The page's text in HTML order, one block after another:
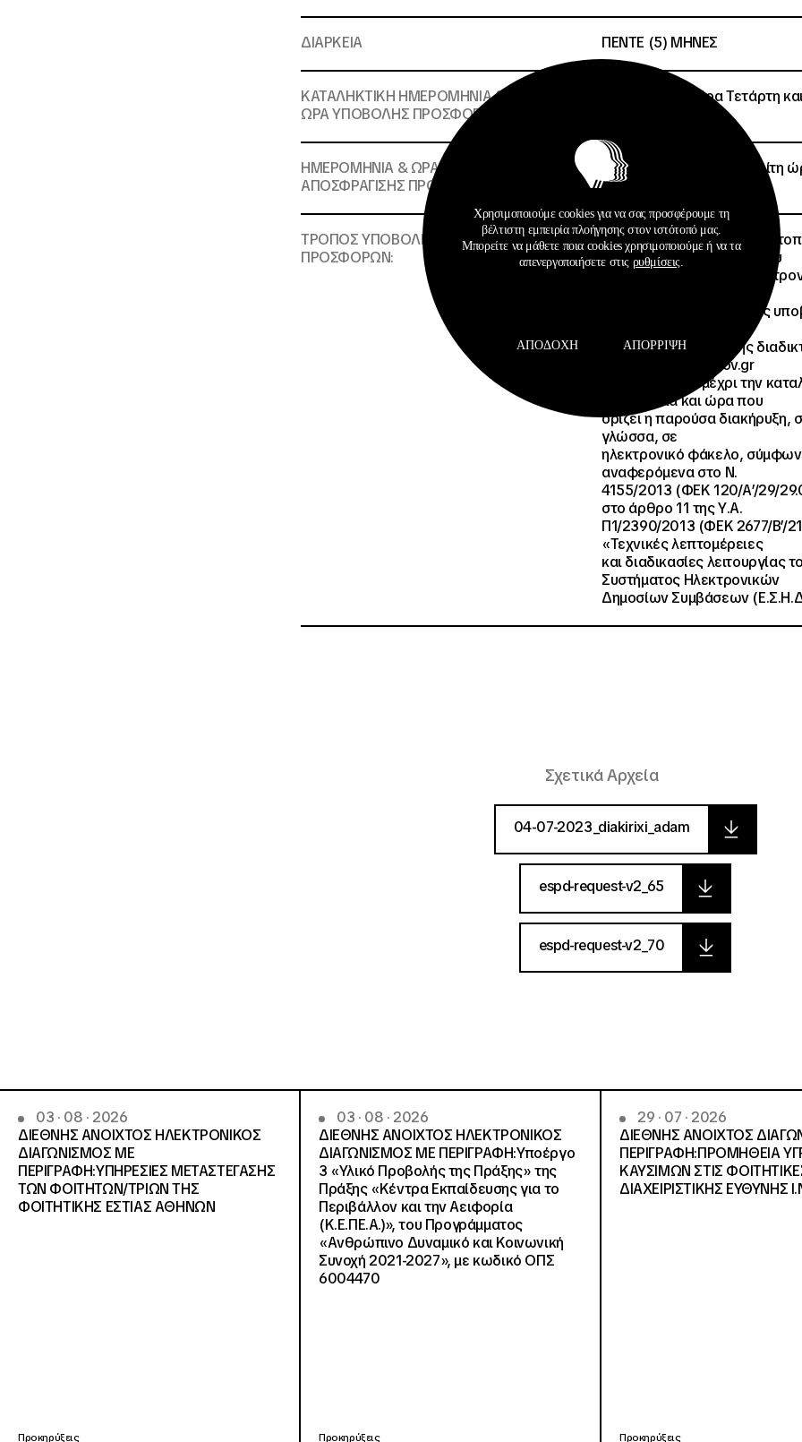
ΔΙΑΡΚΕΙΑ ΠΕΝΤΕ (5) ΜΗΝΕΣ
ΚΑΤΑΛΗΚΤΙΚΗ ΗΜΕΡΟΜΗΝΙΑ &
ΩΡΑ ΥΠΟΒΟΛΗΣ ΠΡΟΣΦΟΡΩΝ:
19/07/2023 Ημέρα Τετάρτη
ΗΜΕΡΟΜΗΝΙΑ & ΩΡΑ
ΑΠΟΣΦΡΑΓΙΣΗΣ ΠΡΟΣΦΟΡΩΝ:
25/07/2023 και ημέρα Τρίτη
ΤΡΟΠΟΣ ΥΠΟΒΟΛΗΣ
ΠΡΟΣΦΟΡΩΝ:
Ο διαγωνισμός θα
χρήση της πλατφόρμας του
Εθνικού Συστήματος
(ΕΣΗΔΗΣ). Οι προσφορές
ηλεκτρονικά, μέσω της
www.promitheus.gov.gr
του Ε.Σ.Η.ΔΗ.Σ. μέχρι την
ημερομηνία και ώρα που
ορίζει η παρούσα διακήρυξη,
γλώσσα, σε
ηλεκτρονικό φάκελο,
αναφερόμενα στο Ν.
4155/2013 (ΦΕΚ 120/A’/29/
στο άρθρο 11 της Υ.Α.
Π1/2390/2013 (ΦΕΚ 2677/B’/
«Τεχνικές λεπτομέρειες
και διαδικασίες λειτουργίας
Συστήματος Ηλεκτρονικών
Δημοσίων Συμβάσεων
Σχετικά Αρχεία
04-07-2023_diakirixi_adam
espd-request-v2_65
espd-request-v2_70
03 · 08 · 2026
ΔΙΕΘΝΗΣ ΑΝΟΙΧΤΟΣ ΗΛΕΚΤΡΟΝΙΚΟΣ
ΔΙΑΓΩΝΙΣΜΟΣ ΜΕ
ΠΕΡΙΓΡΑΦΗ:ΥΠΗΡΕΣΙΕΣ METAΣΤΕΓΑΣΗΣ
ΤΩΝ ΦΟΙΤΗΤΩΝ/ΤΡΙΩΝ ΤΗΣ
ΦΟΙΤΗΤΙΚΗΣ ΕΣΤΙΑΣ ΑΘΗΝΩΝ
Προκηρύξεις
03 · 08 · 2026
ΔΙΕΘΝΗΣ ΑΝΟΙΧΤΟΣ ΗΛΕΚΤΡΟΝΙΚΟΣ
ΔΙΑΓΩΝΙΣΜΟΣ ΜΕ ΠΕΡΙΓΡΑΦΗ:Υποέργο
3 «Υλικό Προβολής της Πράξης» της
Πράξης «Κέντρα Εκπαίδευσης για το
Περιβάλλον και την Αειφορία
(Κ.Ε.ΠΕ.Α.)», του Προγράμματος
«Ανθρώπινο Δυναμικό και Κοινωνική
Συνοχή 2021-2027», με κωδικό ΟΠΣ
6004470
Προκηρύξεις
29 · 07 · 2026
ΔΙΕΘΝΗΣ ΑΝΟΙΧΤΟΣ
ΠΕΡΙΓΡΑΦΗ:ΠΡΟΜΗΘΕΙΑ
ΚΑΥΣΙΜΩΝ ΣΤΙΣ
ΔΙΑΧΕΙΡΙΣΤΙΚΗΣ ΕΥΘΥΝΗΣ
Προκηρύξεις
Χρησιμοποιούμε cookies για να σας προσφέρουμε τη
βέλτιστη εμπειρία πλοήγησης στον ιστότοπό μας.
Μπορείτε να μάθετε ποια cookies χρησιμοποιούμε ή να τα
απενεργοποιήσετε στις ρυθμίσεις.
ΑΠΟΔΟΧΉ ΑΠΌΡΡΙΨΗ